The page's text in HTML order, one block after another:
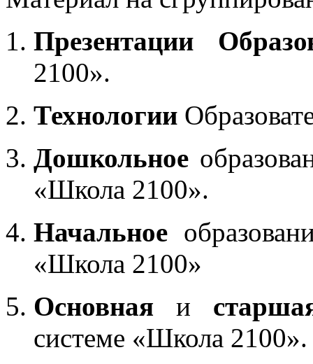
Презентации
2100».
Технологии
Дошкольное
«Школа 2100».
Начальное
«Школа 2100»
Основная и
системе «Школа 2100».